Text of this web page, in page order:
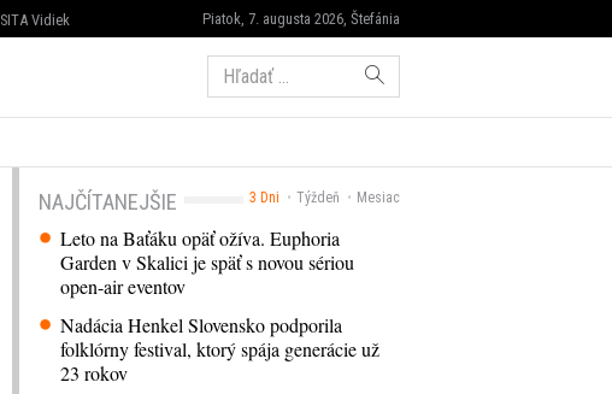
Piatok, 7. augusta 2026, Štefánia
SITA Vidiek
Hľadať:
3 Dni Týždeň Mesiac
NAJČÍTANEJŠIE
Leto na Baťáku opäť ožíva. Euphoria
Garden v Skalici je späť s novou sériou
open-air eventov
Nadácia Henkel Slovensko podporila
folklórny festival, ktorý spája generácie už
23 rokov